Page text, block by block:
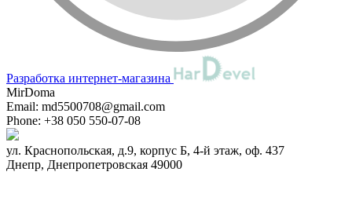
Разработка интернет-магазина
MirDoma
Email: md5500708@gmail.com
Phone: +38 050 550-07-08
ул. Краснопольская, д.9, корпус Б, 4-й этаж, оф. 437
Днепр, Днепропетровская 49000